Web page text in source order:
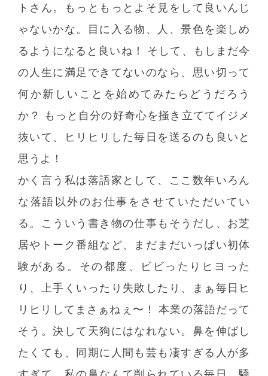
トさん。もっともっとよそ見をして良いんじ
ゃないかな。目に入る物、人、景色を楽しめ
るようになると良いね！ そして、もしまだ今
の人生に満足できてないのなら、思い切って
何か新しいことを始めてみたらどうだろう
か？ もっと自分の好奇心を掻き立ててイジメ
抜いて、ヒリヒリした毎日を送るのも良いと
思うよ！
かく言う私は落語家として、ここ数年いろん
な落語以外のお仕事をさせていただいてい
る。こういう書き物の仕事もそうだし、お芝
居やトーク番組など、まだまだいっぱい初体
験がある。その都度、ビビったりヒヨった
り、上手くいったり失敗したり、まぁ毎日ヒ
リヒリしてまさぁねぇ〜！ 本業の落語だって
そう。決して天狗にはなれない。鼻を伸ばし
たくても、同期に人間も芸も凄すぎる人が多